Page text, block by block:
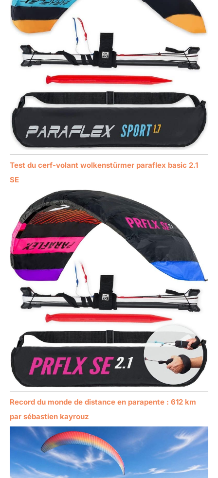
Test du cerf-volant wolkenstürmer paraflex basic 2.1
SE
Record du monde de distance en parapente : 612 km
par sébastien kayrouz